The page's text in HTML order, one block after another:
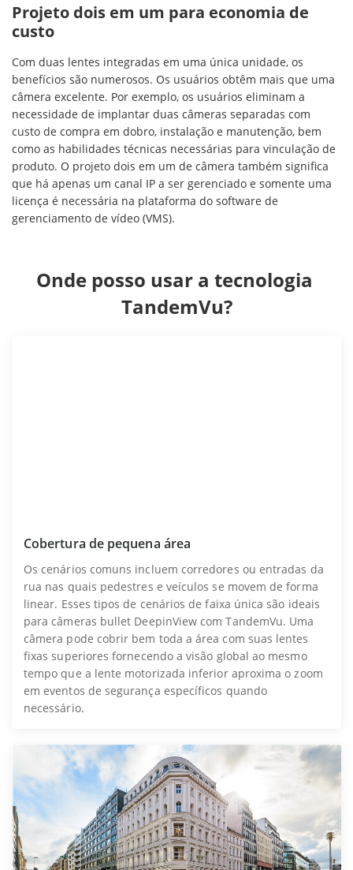
Projeto dois em um para economia de
custo
Com duas lentes integradas em uma única unidade, os
benefícios são numerosos. Os usuários obtêm mais que uma
câmera excelente. Por exemplo, os usuários eliminam a
necessidade de implantar duas câmeras separadas com
custo de compra em dobro, instalação e manutenção, bem
como as habilidades técnicas necessárias para vinculação de
produto. O projeto dois em um de câmera também significa
que há apenas um canal IP a ser gerenciado e somente uma
licença é necessária na plataforma do software de
gerenciamento de vídeo (VMS).
Onde posso usar a tecnologia
TandemVu?
Cobertura de pequena área
Os cenários comuns incluem corredores ou entradas da
rua nas quais pedestres e veículos se movem de forma
linear. Esses tipos de cenários de faixa única são ideais
para câmeras bullet DeepinView com TandemVu. Uma
câmera pode cobrir bem toda a área com suas lentes
fixas superiores fornecendo a visão global ao mesmo
tempo que a lente motorizada inferior aproxima o zoom
em eventos de segurança específicos quando
necessário.